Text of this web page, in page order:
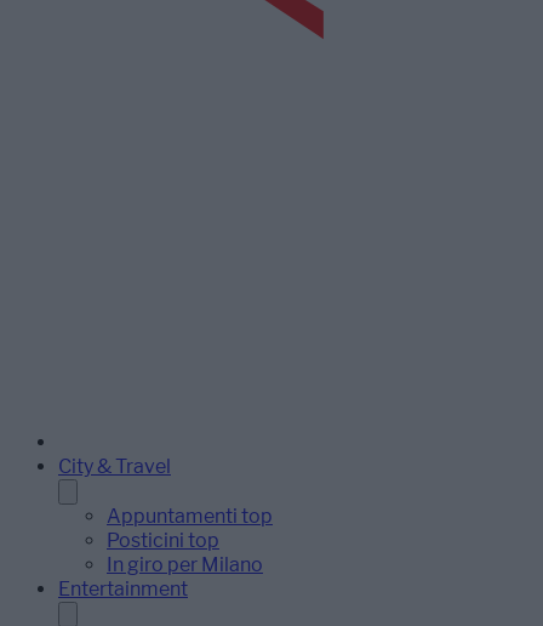
City & Travel
Appuntamenti top
Posticini top
In giro per Milano
Entertainment